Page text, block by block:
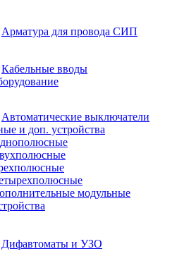
Арматура для провода СИП
Кабельные вводы
Автоматические выключатели
и доп. устройства
модульные
Дифавтоматы и УЗО